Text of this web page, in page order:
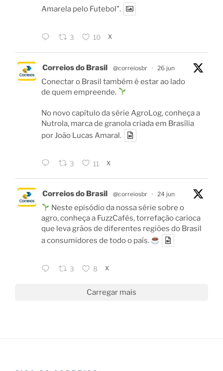
Amarela pelo Futebol".
3 10 X
Correios do Brasil @correiosbr · 26 jun
Conectar o Brasil também é estar ao lado
de quem empreende.
No novo capítulo da série AgroLog, conheça a
Nutrola, marca de granola criada em Brasília
por João Lucas Amaral.
3 11 X
Correios do Brasil @correiosbr · 24 jun
Neste episódio da nossa série sobre o
agro, conheça a FuzzCafés, torrefação carioca
que leva grãos de diferentes regiões do Brasil
a consumidores de todo o país.
3 8 X
Carregar mais